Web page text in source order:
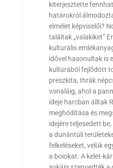
kiterjesztette
határokról
elmélet képviselői?
találtak „valakiket”
kulturális
idővel hasonultak is
kultúrából fejlődött
preszkíta, thrák
vonaláig, ahol a
ideje harcban álltak
meghódítása és
idejére teljesedett
a dunántúli
felkeléseket, velük
a boiokat. A kelet-